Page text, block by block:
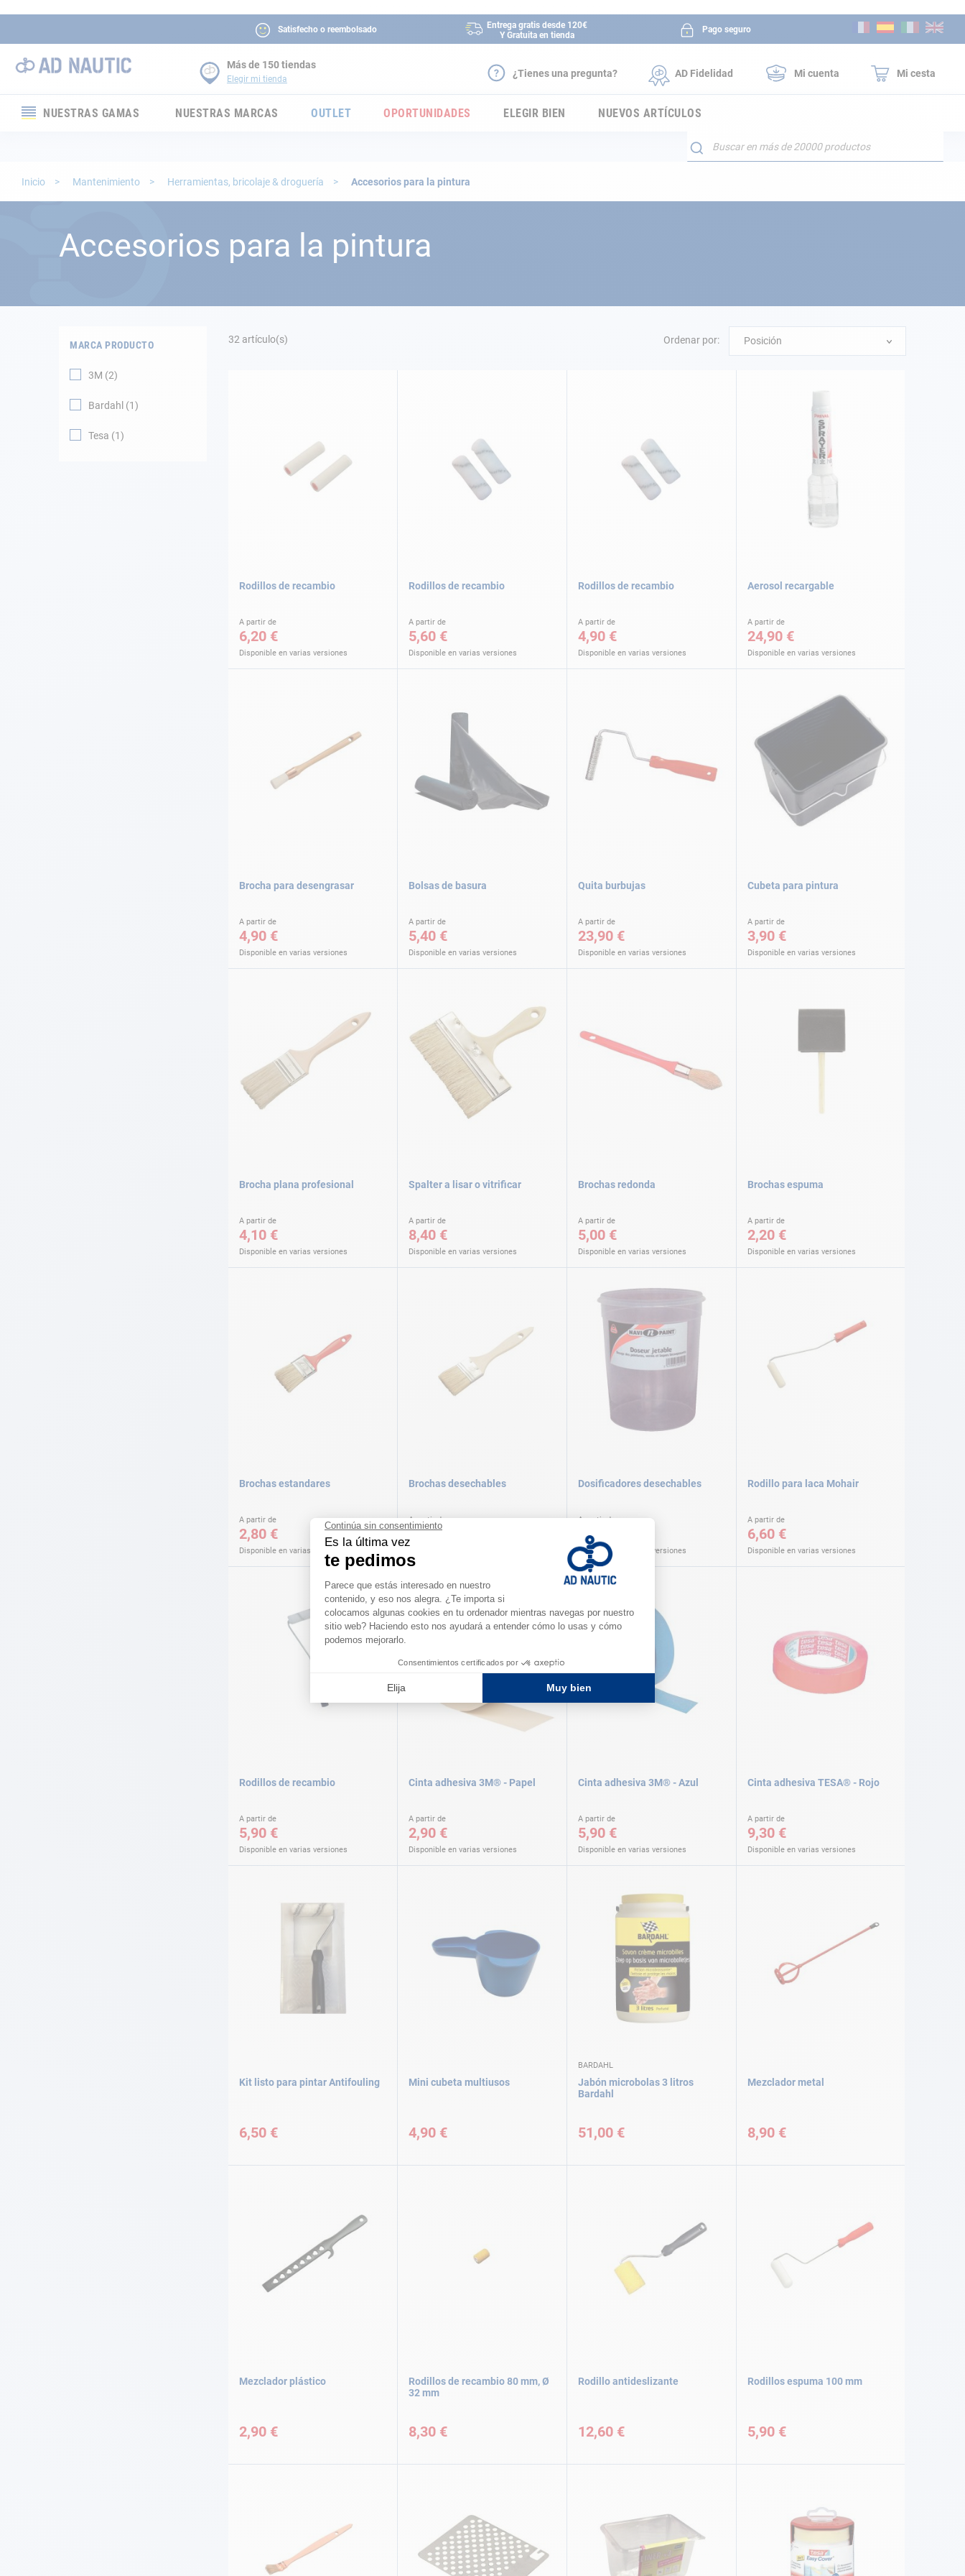
Satisfecho o reembolsado
Entrega gratis desde 120€
Y Gratuita en tienda
Pago seguro
Más de 150 tiendas
Elegir mi tienda ¿Tienes una pregunta? AD Fidelidad Mi cuenta Mi cesta
NUESTRAS GAMAS
Electricidad
Seguridad
Tienda y ocio
NUESTRAS MARCAS OUTLET OPORTUNIDADES ELEGIR BIEN NUEVOS ARTÍCULOS
Buscar
Inicio Mantenimiento Herramientas, bricolaje & droguería Accesorios para la pintura
Accesorios para la pintura
32 artículo(s) Ordenar por: Posición
Rodillos de recambio
A partir de
6,20 €
Disponible en varias versiones
Rodillos de recambio
A partir de
5,60 €
Disponible en varias versiones
Rodillos de recambio
A partir de
4,90 €
Disponible en varias versiones
Aerosol recargable
A partir de
24,90 €
Disponible en varias versiones
Brocha para desengrasar
A partir de
4,90 €
Disponible en varias versiones
Bolsas de basura
A partir de
5,40 €
Disponible en varias versiones
Quita burbujas
A partir de
23,90 €
Disponible en varias versiones
Cubeta para pintura
A partir de
3,90 €
Disponible en varias versiones
Brocha plana profesional
A partir de
4,10 €
Disponible en varias versiones
Spalter a lisar o vitrificar
A partir de
8,40 €
Disponible en varias versiones
Brochas redonda
A partir de
5,00 €
Disponible en varias versiones
Brochas espuma
A partir de
2,20 €
Disponible en varias versiones
Brochas estandares
A partir de
2,80 €
Disponible en varias versiones
Brochas desechables
A partir de
1,90 €
Dosificadores desechables
A partir de
2,50 €
Disponible en varias versiones
Rodillo para laca Mohair
A partir de
6,60 €
Disponible en varias versiones
Rodillos de recambio
A partir de
5,90 €
Disponible en varias versiones
Cinta adhesiva 3M® - Papel
A partir de
2,90 €
Disponible en varias versiones
Cinta adhesiva 3M® - Azul
A partir de
5,90 €
Disponible en varias versiones
Cinta adhesiva TESA® - Rojo
A partir de
9,30 €
Disponible en varias versiones
Kit listo para pintar Antifouling
6,50 €
Mini cubeta multiusos
4,90 €
BARDAHL
Jabón microbolas 3 litros
Bardahl
51,00 €
Mezclador metal
8,90 €
Mezclador plástico
2,90 €
Rodillos de recambio 80 mm, Ø
32 mm
8,30 €
Rodillo antideslizante
12,60 €
Rodillos espuma 100 mm
5,90 €
MARCA PRODUCTO
3M 2
Bardahl 1
Tesa 1